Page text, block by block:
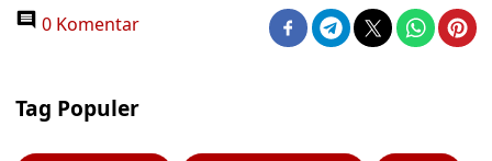
0 Komentar
Tag Populer